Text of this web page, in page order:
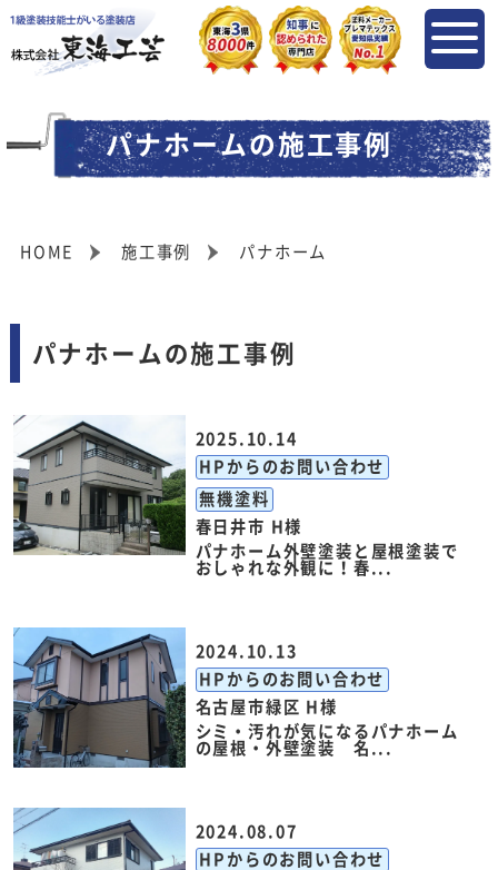
パナホームの施工事例
HOME 施工事例 パナホーム
パナホームの施工事例
2025.10.14
HPからのお問い合わせ
無機塗料
春日井市 H様
パナホーム外壁塗装と屋根塗装で
おしゃれな外観に！春...
2024.10.13
HPからのお問い合わせ
名古屋市緑区 H様
シミ・汚れが気になるパナホーム
の屋根・外壁塗装 名...
2024.08.07
HPからのお問い合わせ